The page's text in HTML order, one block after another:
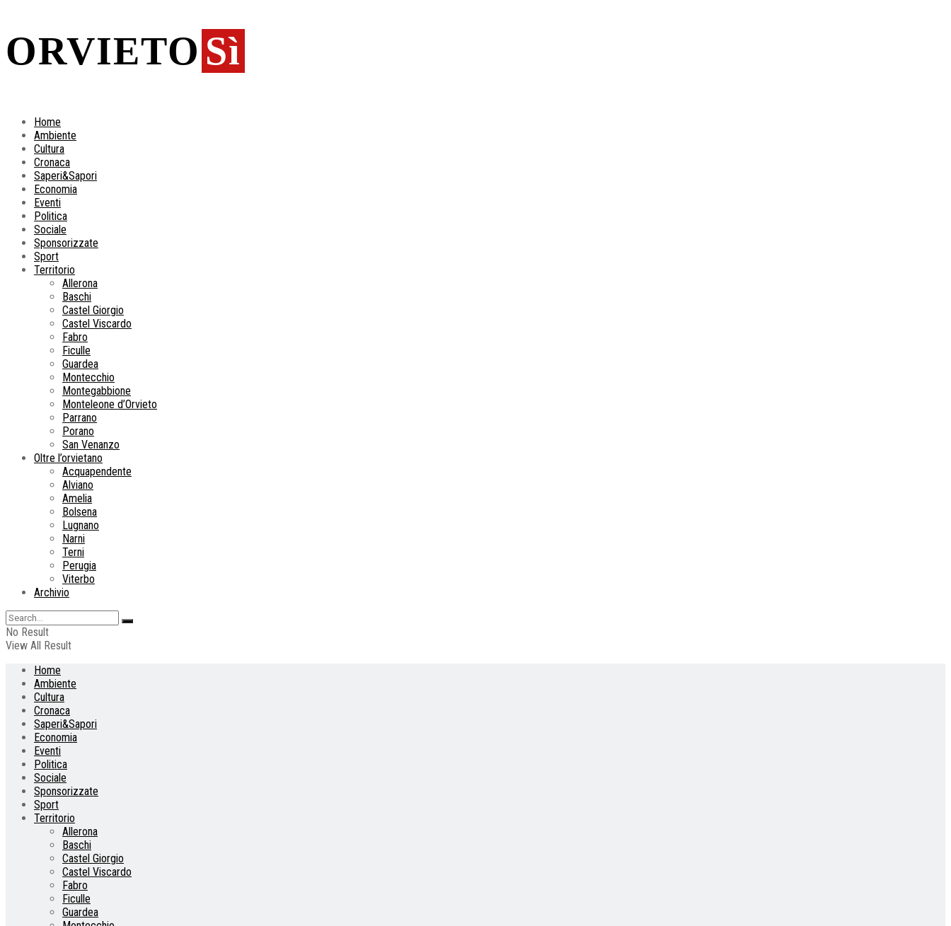
ORVIETO Sì
Home
Ambiente
Cultura
Cronaca
Saperi&Sapori
Economia
Eventi
Politica
Sociale
Sponsorizzate
Sport
Territorio
Allerona
Baschi
Castel Giorgio
Castel Viscardo
Fabro
Ficulle
Guardea
Montecchio
Montegabbione
Monteleone d’Orvieto
Parrano
Porano
San Venanzo
Oltre l’orvietano
Acquapendente
Alviano
Amelia
Bolsena
Lugnano
Narni
Terni
Perugia
Viterbo
Archivio
No Result
View All Result
Home
Ambiente
Cultura
Cronaca
Saperi&Sapori
Economia
Eventi
Politica
Sociale
Sponsorizzate
Sport
Territorio
Allerona
Baschi
Castel Giorgio
Castel Viscardo
Fabro
Ficulle
Guardea